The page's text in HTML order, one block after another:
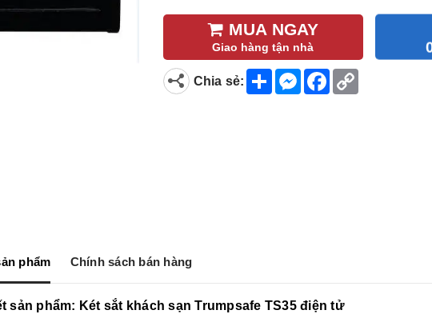
MUA NGAY
Giao hàng tận nhà
Chia sẻ:
S
h
M
e
F
C
phẩm Chính sách bán hàng
sản phẩm: Két sắt khách sạn Trumpsafe TS35 điện tử